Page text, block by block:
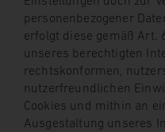
personenbezogener
erfolgt diese gemäß Art.
unseres berechtigten
rechtskonformen,
nutzerfreundlichen
Cookies und mithin an
Ausgestaltung unseres